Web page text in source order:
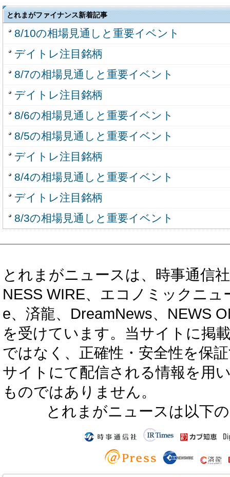
とれまがファイナンス新着記事
8/10の相場見通しと重要イベント
デイトレ注目銘柄
8/7の相場見通しと重要イベント
デイトレ注目銘柄
8/6の相場見通しと重要イベント
8/5の相場見通しと重要イベント
デイトレ注目銘柄
8/4の相場見通しと重要イベント
デイトレ注目銘柄
8/3の相場見通しと重要イベント
とれまがニュースは、時事通信
NESS WIRE、エコノミックニ
e、済龍、DreamNews、NEWS
を受けています。当サイトに掲
ではなく、正確性・安全性を保
サイトにて配信される情報を用
ものではありません。
とれまがニュースは以下